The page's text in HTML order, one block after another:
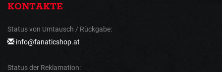
KONTAKTE
Status von Umtausch / Rückgabe:
info@fanaticshop.at
Status der Reklamation: